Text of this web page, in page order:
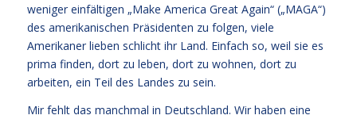
weniger einfältigen „Make America Great Again“ („MAGA“)
des amerikanischen Präsidenten zu folgen, viele
Amerikaner lieben schlicht ihr Land. Einfach so, weil sie es
prima finden, dort zu leben, dort zu wohnen, dort zu
arbeiten, ein Teil des Landes zu sein.
Mir fehlt das manchmal in Deutschland. Wir haben eine